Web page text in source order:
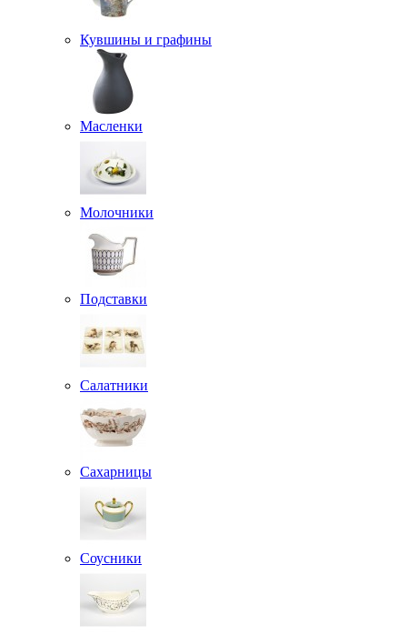
Кувшины и графины
Масленки
Молочники
Подставки
Салатники
Сахарницы
Соусники